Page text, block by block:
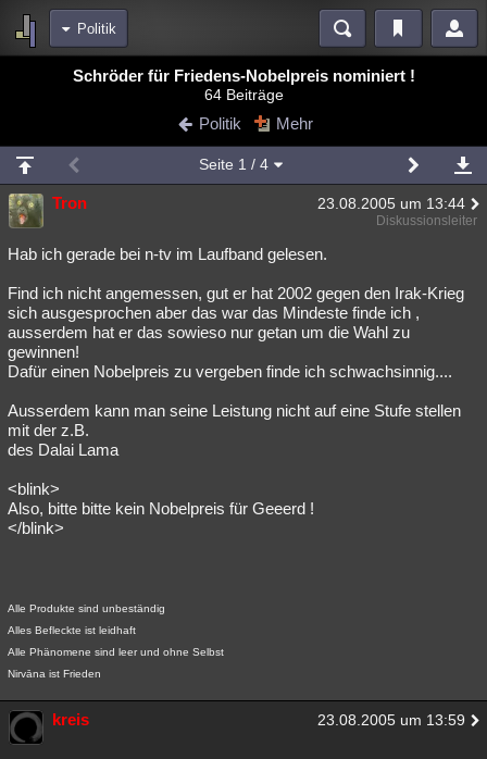
Politik
Blogs
Chat Wiki Neuigkeiten
meine Rubriken
Menschen Mystery Kriminalfälle
Spiritualität Verschwörungen Technologie
Natur Umfragen Unterhaltung
weitere Rubriken
Philosophie
Astronomie Gruppen Gaming Filme
Musik Clash
Besucht Teilgenommen Alle Neue
Schröder für Friedens-Nobelpreis nominiert !
64 Beiträge
Politik Mehr
Seite 1 / 4
Tron 23.08.2005 um 13:44
Diskussionsleiter
Hab ich gerade bei n-tv im Laufband gelesen.
Find ich nicht angemessen, gut er hat 2002 gegen den Irak-Krieg
sich ausgesprochen aber das war das Mindeste finde ich ,
ausserdem hat er das sowieso nur getan um die Wahl zu
gewinnen!
Dafür einen Nobelpreis zu vergeben finde ich schwachsinnig....
Ausserdem kann man seine Leistung nicht auf eine Stufe stellen
mit der z.B.
des Dalai Lama
<blink>
Also, bitte bitte kein Nobelpreis für Geeerd !
</blink>
Alle Produkte sind unbeständig
Alles Befleckte ist leidhaft
Alle Phänomene sind leer und ohne Selbst
Nirvāna ist Frieden
kreis 23.08.2005 um 13:59